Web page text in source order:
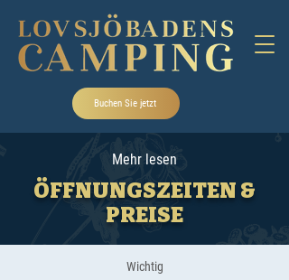
Buchen Sie jetzt
Mehr lesen
ÖFFNUNGSZEITEN &
PREISE
Wichtig